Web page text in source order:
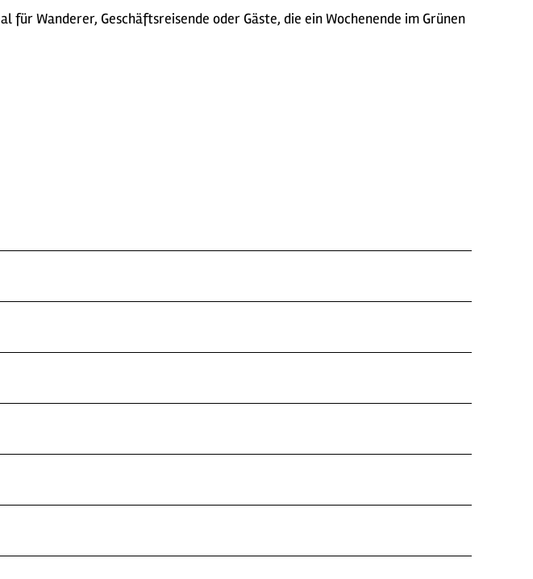
Wanderer, Geschäftsreisende oder Gäste, die ein Wochenende im Grünen